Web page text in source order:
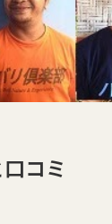
コミ